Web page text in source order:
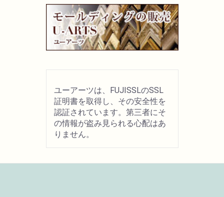
ユーアーツは、FUJISSLのSSL
証明書を取得し、その安全性を
認証されています。第三者にそ
の情報が盗み見られる心配はあ
りません。
書籍
U-ARTSオリジナルグッズ